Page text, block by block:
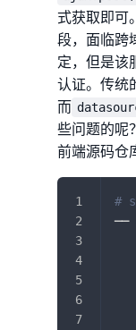
式获取即可
段，面临跨
定，但是该
认证。传统
而
些问题的呢
前端源码仓
#
──